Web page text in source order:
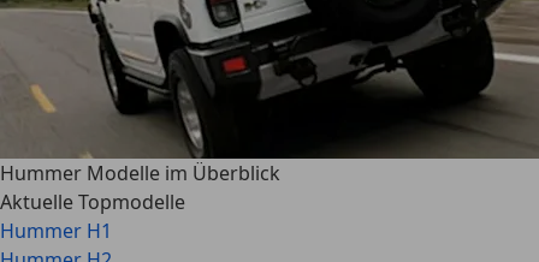
Hummer Modelle im Überblick
Aktuelle Topmodelle
Hummer H1